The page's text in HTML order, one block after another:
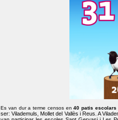
Es van dur a terme censos en40 patis escolars
ser: Vilademuls, Mollet del Vallès i Reus. A